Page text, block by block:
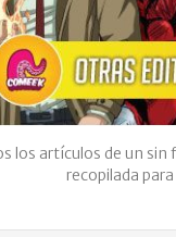
los artículos de un sin
recopilada